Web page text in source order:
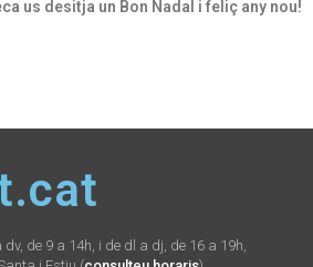
us desitja un Bon Nadal i feliç any nou!
de 9 a 14h, i de dl a dj, de 16 a 19h,